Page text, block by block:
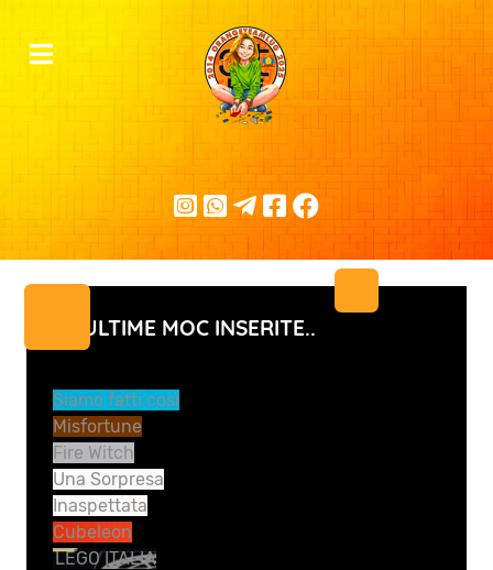
LE ULTIME MOC INSERITE..
Siamo fatti così
Misfortune
Fire Witch
Una Sorpresa
Inaspettata
Cubeleon
LEGO ITALIA